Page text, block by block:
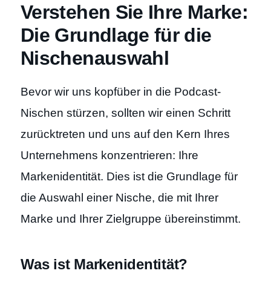
Verstehen Sie Ihre Marke:
Die Grundlage für die
Nischenauswahl
Bevor wir uns kopfüber in die Podcast-
Nischen stürzen, sollten wir einen Schritt
zurücktreten und uns auf den Kern Ihres
Unternehmens konzentrieren: Ihre
Markenidentität. Dies ist die Grundlage für
die Auswahl einer Nische, die mit Ihrer
Marke und Ihrer Zielgruppe übereinstimmt.
Was ist Markenidentität?